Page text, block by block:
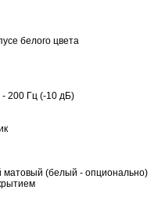
белого цвета
- 200 Гц (-10 дБ)
матовый (белый - опционально)